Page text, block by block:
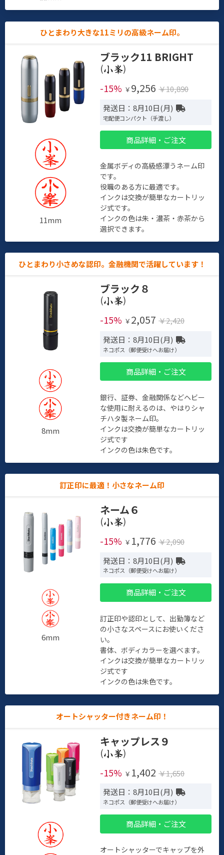
ひとまわり大きな11ミリの高級ネーム印。
11mm
ブラック11 BRIGHT
(
)
-15% ￥ 9,256 ￥10,890
発送日：8月10日(月)
宅配便コンパクト（手渡し）
商品詳細・ご注文
金属ボディの高級感漂うネーム印
です。
役職のある方に最適です。
インクは交換が簡単なカートリッ
ジ式です。
インクの色は朱・濃茶・赤茶から
選択できます。
ひとまわり小さめな認印。金融機関で活躍しています！
8mm
ブラック８
(
)
-15% ￥ 2,057 ￥2,420
発送日：8月10日(月)
ネコポス（郵便受けへお届け）
商品詳細・ご注文
銀行、証券、金融関係などヘビー
な使用に耐えるのは、やはりシャ
チハタ製ネーム印。
インクは交換が簡単なカートリッ
ジ式です
インクの色は朱色です。
訂正印に最適！小さなネーム印
6mm
ネーム６
(
)
-15% ￥ 1,776 ￥2,090
発送日：8月10日(月)
ネコポス（郵便受けへお届け）
商品詳細・ご注文
訂正印や認印として、出勤簿など
の小さなスペースにお使いくださ
い。
書体、ボディカラーを選べます。
インクは交換が簡単なカートリッ
ジ式です
インクの色は朱色です。
オートシャッター付きネーム印！
キャップレス９
(
)
-15% ￥ 1,402 ￥1,650
発送日：8月10日(月)
ネコポス（郵便受けへお届け）
商品詳細・ご注文
オートシャッターでキャップを外